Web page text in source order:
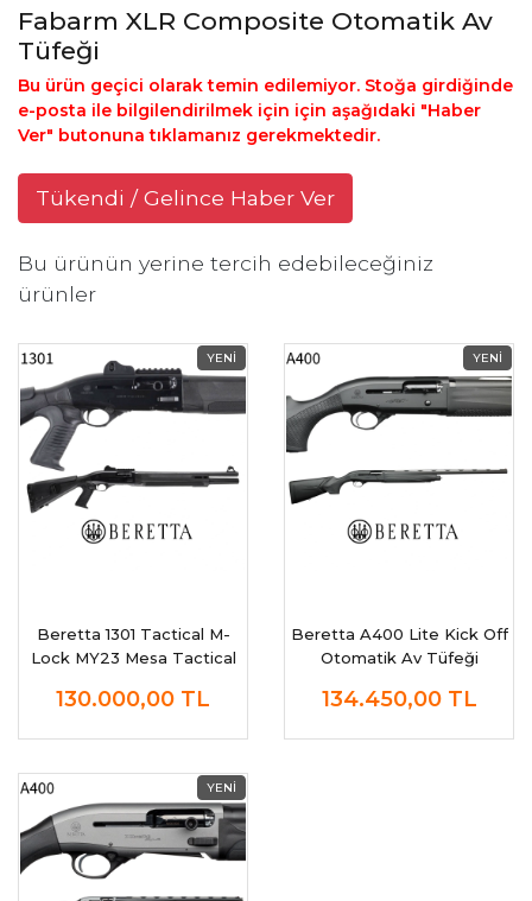
Fabarm XLR Composite Otomatik Av
Tüfeği
Bu ürün geçici olarak temin edilemiyor. Stoğa girdiğinde
e-posta ile bilgilendirilmek için için aşağıdaki "Haber
Ver" butonuna tıklamanız gerekmektedir.
Tükendi / Gelince Haber Ver
Bu ürünün yerine tercih edebileceğiniz
ürünler
Beretta 1301 Tactical M-
Lock MY23 Mesa Tactical
130.000,00 TL
Beretta A400 Lite Kick Off
Otomatik Av Tüfeği
134.450,00 TL